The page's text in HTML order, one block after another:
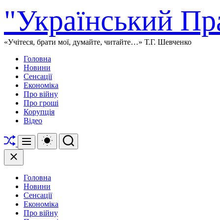
до
вмісту
"Український
«Учітеся, брати мої, думайте, читайте…» Т.Г. Шевченко
Головна
Новини
Сенсації
Економіка
Про війну
Про гроші
Корупція
Відео
Перетасувати
Меню
Перемикач
кольорового
Пошук
Закрити
Головна
Новини
Сенсації
Економіка
Про війну